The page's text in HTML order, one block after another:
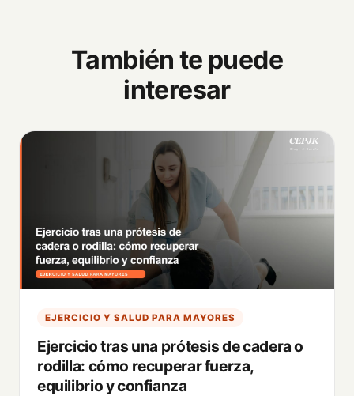
También te puede
interesar
EJERCICIO Y SALUD PARA MAYORES
Ejercicio tras una prótesis de cadera o
rodilla: cómo recuperar fuerza,
equilibrio y confianza